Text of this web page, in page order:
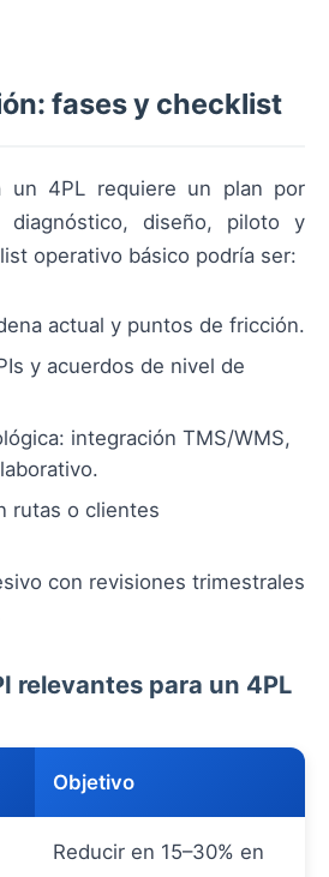
fases y checklist
un 4PL requiere un plan por
diseño, piloto y
operativo básico podría ser:
actual y puntos de fricción.
y acuerdos de nivel de
integración TMS/WMS,
rutas o clientes
con revisiones trimestrales
relevantes para un 4PL
Objetivo
Reducir en 15–30% en